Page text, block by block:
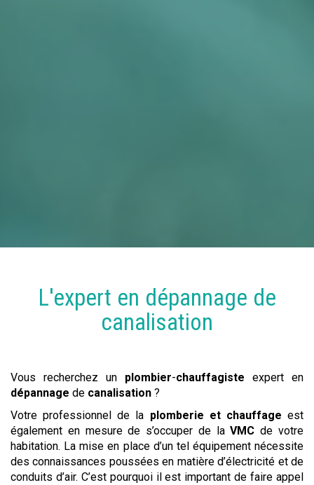
L'expert en dépannage de
canalisation
Vous recherchez un plombier-chauffagiste expert en
dépannage de canalisation ?
Votre professionnel de la plomberie et chauffage est
également en mesure de s’occuper de laVMC de votre
habitation. La mise en place d’un tel équipement nécessite
des connaissances poussées en matière d’électricité et de
conduits d’air. C’est pourquoi il est important de faire appel